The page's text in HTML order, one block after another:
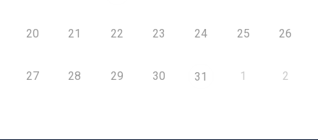
20 21 22 23 24 25 26
27 28 29 30 31 1 2